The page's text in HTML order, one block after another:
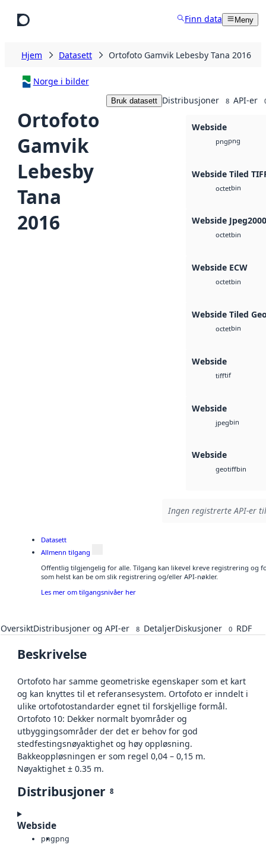
Finn data Meny
Hjem Datasett Ortofoto Gamvik Lebesby Tana 2016
Norge i bilder
Ortofoto
Gamvik
Lebesby
Tana
2016
Bruk datasett Distribusjoner 8 API-er
Webside
pngpng
Webside Tiled
octetbin
Webside Jpeg2000
octetbin
Webside ECW
octetbin
Webside Tiled
octetbin
Webside
tifftif
Webside
jpegbin
Webside
geotiffbin
Ingen registrerte API-er
Datasett
Allmenn tilgang
Offentlig tilgjengelig for alle. Tilgang kan likevel kreve registrering og
som helst kan be om slik registrering og/eller API-nøkler.
Les mer om tilgangsnivåer her
OversiktDistribusjoner og API-er 8 DetaljerDiskusjoner 0 RDF
Beskrivelse
Ortofoto har samme geometriske egenskaper som et kart
og kan knyttes til et referansesystem. Ortofoto er inndelt i
ulike ortofotostandarder egnet til forskjellige formål.
Ortofoto 10: Dekker normalt byområder og
utbyggingsområder der det er behov for god
stedfestingsnøyaktighet og høy oppløsning.
Bakkeoppløsningen er som regel 0,04 – 0,15 m.
Nøyaktighet ± 0.35 m.
Distribusjoner 8
Webside
pngpng